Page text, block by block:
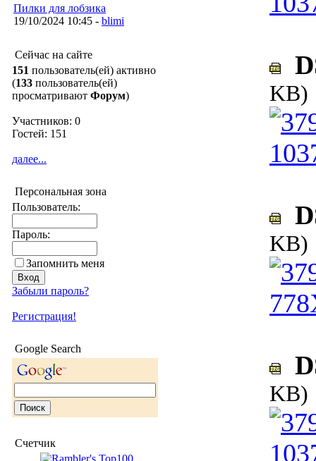
Пилки для лобзика
19/10/2024 10:45 - blimi
Сейчас на сайте
151 пользователь(ей) активно
(133 пользователь(ей)
просматривают Форум)
Участников: 0
Гостей: 151
далее...
Персональная зона
Пользователь:
Пароль:
Запомнить меня
Забыли пароль?
Регистрация!
Google Search
Счетчик
KB)
KB)
KB)